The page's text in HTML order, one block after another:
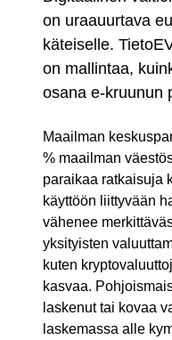
on uraauurtava
käteiselle.
on mallintaa,
osana e-kruunun
Maailman
% maailman
paraikaa ratkaisuja
käyttöön liittyvään
vähenee
yksityisten
kuten
kasvaa.
laskenut tai kovaa
laskemassa alle